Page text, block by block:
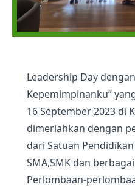
Leadership Day
Kepemimpinanku”
16 September 2023 di
dimeriahkan dengan
dari Satuan Pendidikan
SMA,SMK dan
Perlombaan-